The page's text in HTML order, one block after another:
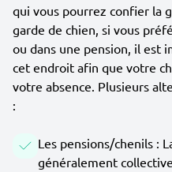
qui vous pourrez confier la
garde de chien, si vous
ou dans une pension, il est
cet endroit afin que votre
votre absence. Plusieurs
:
Les pensions/chenils :
généralement